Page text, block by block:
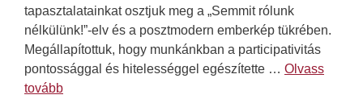
tapasztalatainkat osztjuk meg a „Semmit rólunk
nélkülünk!”-elv és a posztmodern emberkép tükrében.
Megállapítottuk, hogy munkánkban a participativitás
pontossággal és hitelességgel egészítette … Olvass
tovább